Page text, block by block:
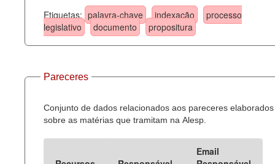
Etiquetas: palavra-chave indexação
processo
legislativo
documento propositura
Pareceres
Conjunto de dados relacionados aos pareceres elaborados
sobre as matérias que tramitam na Alesp.
Email